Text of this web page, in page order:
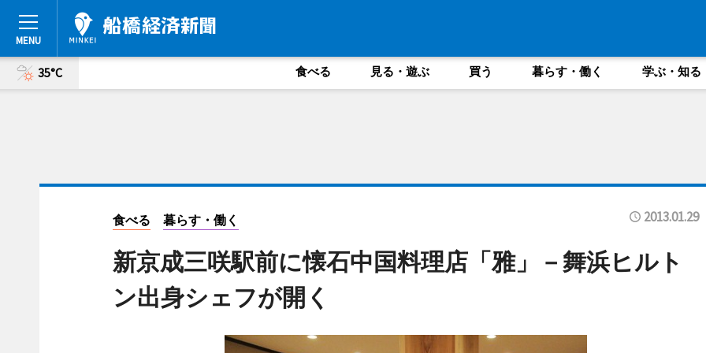
35°C 食べる 見る・遊ぶ 買う 暮らす・働く 学ぶ・知る
食べる 暮らす・働く 2013.01.29
新京成三咲駅前に懐石中国料理店「雅」－舞浜ヒルト
ン出身シェフが開く